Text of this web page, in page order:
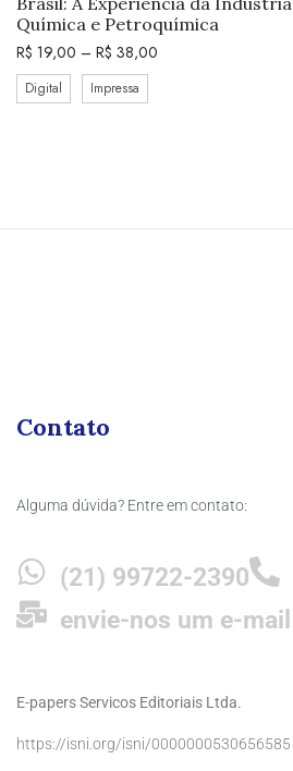
Química e Petroquímica
R$ 19,00 – R$ 38,00
Digital Impressa
Contato
Alguma dúvida? Entre em contato:
(21) 99722-2390
envie-nos um e-mail
E-papers Servicos Editoriais Ltda.
https://isni.org/isni/0000000530656585